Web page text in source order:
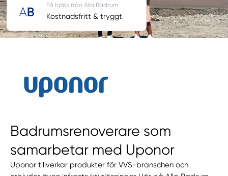
Badrumsrenoverare som
samarbetar med Uponor
Uponor tillverkar produkter för VVS-branschen och
Få hjälp från Alla Badrum
Kostnadsfritt & tryggt